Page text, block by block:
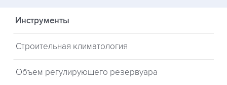
Инструменты
Строительная климатология
Объем регулирующего резервуара